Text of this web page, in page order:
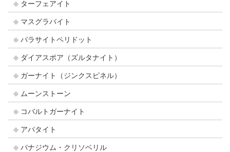
ターフェアイト
マスグラバイト
パラサイトペリドット
ダイアスポア（ズルタナイト）
ガーナイト（ジンクスピネル）
ムーンストーン
コバルトガーナイト
アパタイト
バナジウム・クリソベリル